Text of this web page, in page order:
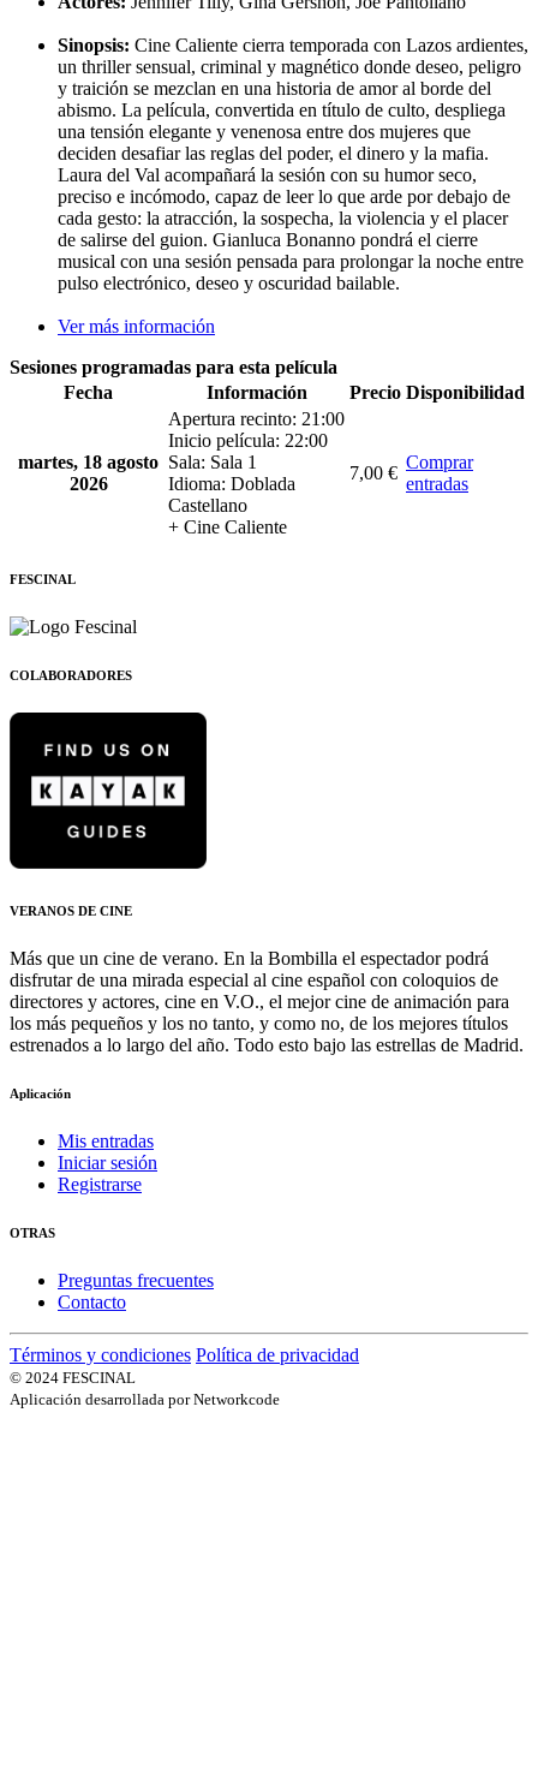
Sinopsis: Cine Caliente cierra temporada con Lazos ardientes,
un thriller sensual, criminal y magnético donde deseo, peligro
y traición se mezclan en una historia de amor al borde del
abismo. La película, convertida en título de culto, despliega
una tensión elegante y venenosa entre dos mujeres que
deciden desafiar las reglas del poder, el dinero y la mafia.
Laura del Val acompañará la sesión con su humor seco,
preciso e incómodo, capaz de leer lo que arde por debajo de
cada gesto: la atracción, la sospecha, la violencia y el placer
de salirse del guion. Gianluca Bonanno pondrá el cierre
musical con una sesión pensada para prolongar la noche entre
pulso electrónico, deseo y oscuridad bailable.
Ver más información
Sesiones programadas para esta película
Fecha
Información Precio Disponibilidad
martes, 18 agosto
2026
Apertura recinto: 21:00
Inicio película: 22:00
Sala: Sala 1
Idioma: Doblada
Castellano
+ Cine Caliente
7,00 €
Comprar
entradas
FESCINAL
COLABORADORES
VERANOS DE CINE
Más que un cine de verano. En la Bombilla el espectador podrá
disfrutar de una mirada especial al cine español con coloquios de
directores y actores, cine en V.O., el mejor cine de animación para
los más pequeños y los no tanto, y como no, de los mejores títulos
estrenados a lo largo del año. Todo esto bajo las estrellas de Madrid.
Aplicación
Mis entradas
Iniciar sesión
Registrarse
OTRAS
Preguntas frecuentes
Contacto
Términos y condiciones Política de privacidad
© 2024 FESCINAL
Aplicación desarrollada por Networkcode